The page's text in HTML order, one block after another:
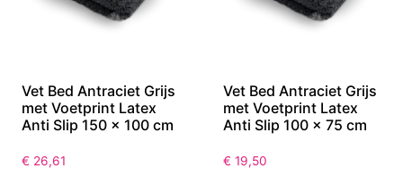
Vet Bed Antraciet Grijs
met Voetprint Latex
Anti Slip 150 x 100 cm
€ 26,61
Vet Bed Antraciet Grijs
met Voetprint Latex
Anti Slip 100 x 75 cm
€ 19,50